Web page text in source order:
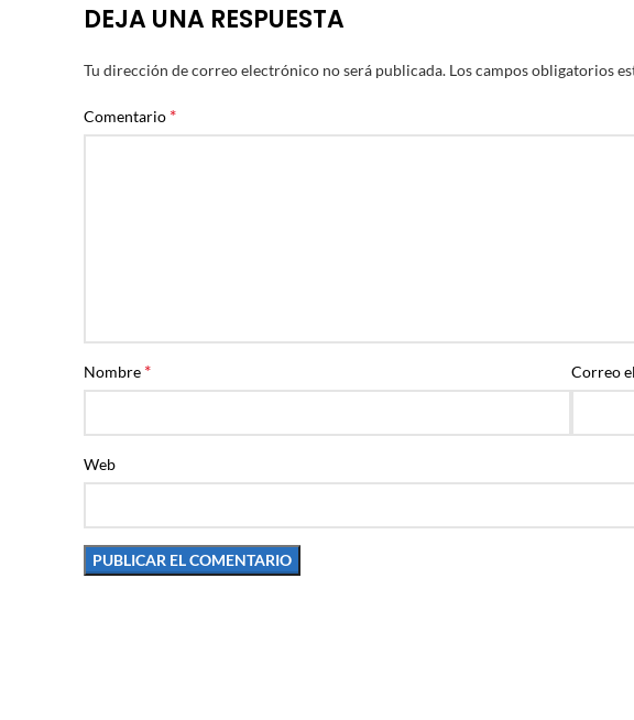
DEJA UNA RESPUESTA
Tu dirección de correo electrónico no será publicada. Los campos obligatorios
Comentario *
Nombre * Correo
Web